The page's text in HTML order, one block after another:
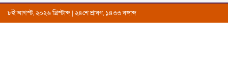
Skip৮ই আগস্ট, ২০২৬ খ্রিস্টাব্দ | ২৪শে শ্রাবণ, ১৪৩৩ বঙ্গাব্দ